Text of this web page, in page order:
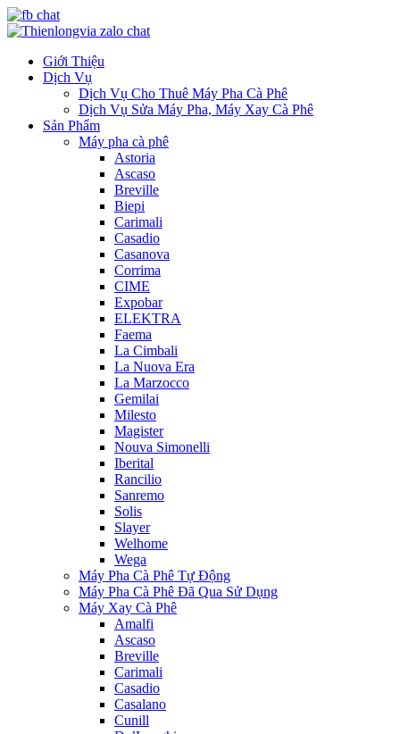
Giới Thiệu
Dịch Vụ
Dịch Vụ Cho Thuê Máy Pha Cà Phê
Dịch Vụ Sửa Máy Pha, Máy Xay Cà Phê
Sản Phẩm
Máy pha cà phê
Astoria
Ascaso
Breville
Biepi
Carimali
Casadio
Casanova
Corrima
CIME
Expobar
ELEKTRA
Faema
La Cimbali
La Nuova Era
La Marzocco
Gemilai
Milesto
Magister
Nouva Simonelli
Iberital
Rancilio
Sanremo
Solis
Slayer
Welhome
Wega
Máy Pha Cà Phê Tự Động
Máy Pha Cà Phê Đã Qua Sử Dụng
Máy Xay Cà Phê
Amalfi
Ascaso
Breville
Carimali
Casadio
Casalano
Cunill